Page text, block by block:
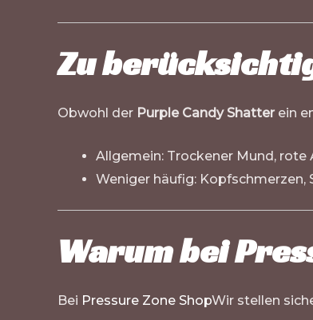
Zu
Obwohl der Purple Candy Shatter ein
Allgemein: Trockener Mund, rote
Weniger häufig: Kopfschmerzen,
Warum bei
Bei Pressure Zone ShopWir stellen